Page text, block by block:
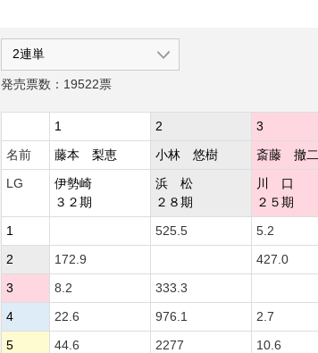
発売票数：19522票
1 2 3
名前
藤本 梨恵 小林 悠樹 斎藤 撤二
LG
伊勢崎
３２期
浜 松
２８期
川 口
２５期
1 525.5 5.2
2
172.9 427.0
3
8.2 333.3
4
22.6 976.1 2.7
5
44.6 2277 10.6